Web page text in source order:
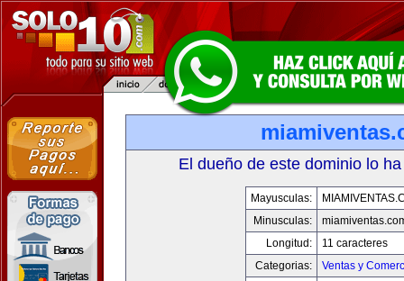
El dueño de este dominio lo
Mayusculas:
Minusculas:
Longitud:
11 caracteres
Categorias:
Ventas y